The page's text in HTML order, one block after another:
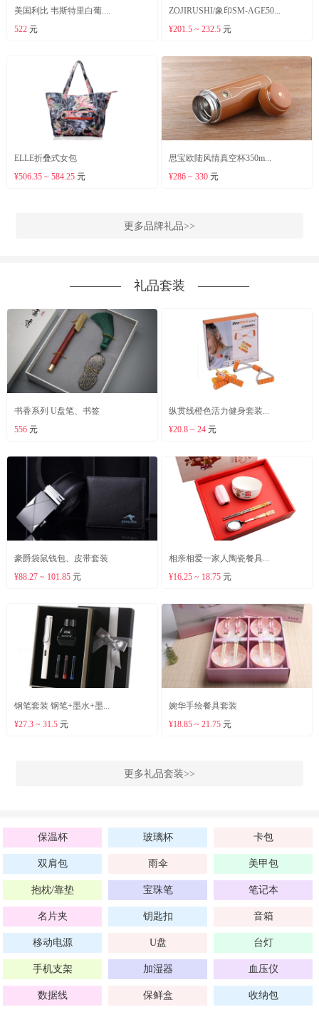
美国利比 韦斯特里白葡....
522元
ZOJIRUSHI/象印SM-AGE50...
¥201.5 ~ 232.5 元
ELLE折叠式女包
¥506.35 ~ 584.25元
思宝欧陆风情真空杯350m...
¥286 ~ 330 元
更多品牌礼品>>
―――― 礼品套装 ――――
书香系列 U盘笔、书签
556元
纵贯线橙色活力健身套装...
¥20.8 ~ 24 元
豪爵袋鼠钱包、皮带套装
¥88.27 ~ 101.85元
相亲相爱一家人陶瓷餐具...
¥16.25 ~ 18.75 元
钢笔套装 钢笔+墨水+墨...
¥27.3 ~ 31.5元
婉华手绘餐具套装
¥18.85 ~ 21.75 元
更多礼品套装>>
保温杯 玻璃杯 卡包
双肩包 雨伞 美甲包
抱枕/靠垫 宝珠笔 笔记本
名片夹 钥匙扣 音箱
移动电源 U盘 台灯
手机支架 加湿器 血压仪
数据线 保鲜盒 收纳包